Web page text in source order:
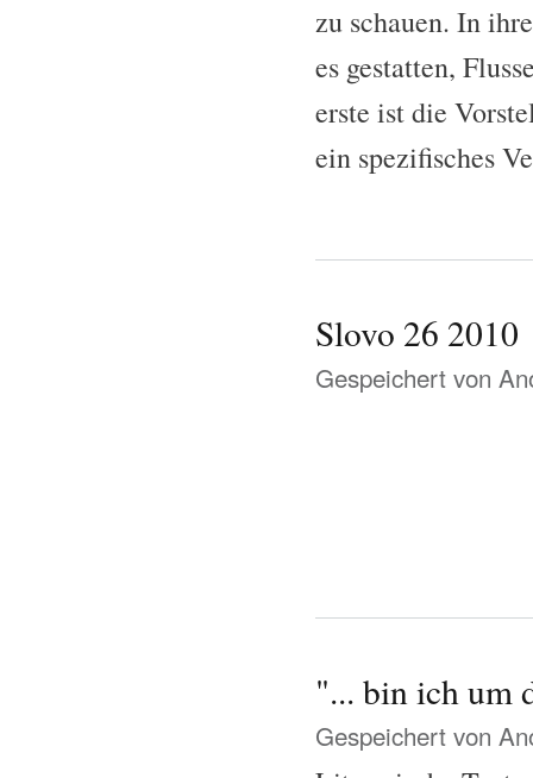
zu schauen. In
es gestatten,
erste ist die
ein spezifisches
Slovo 26 2010
Gespeichert von
"... bin ich um
Gespeichert von